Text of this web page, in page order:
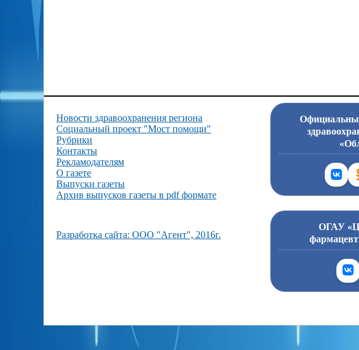
Новости здравоохранения региона
Социальный проект "Мост помощи"
Рубрики
Контакты
Рекламодателям
О газете
Выпуски газеты
Архив выпусков газеты в pdf формате
Разработка сайта: ООО "Агент", 2016г.
ОГАУ